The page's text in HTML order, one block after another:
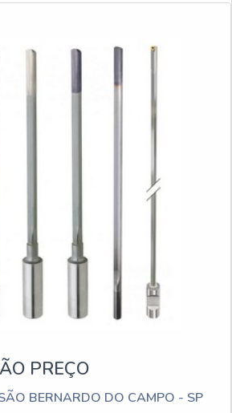
PREÇO
BERNARDO DO CAMPO - SP